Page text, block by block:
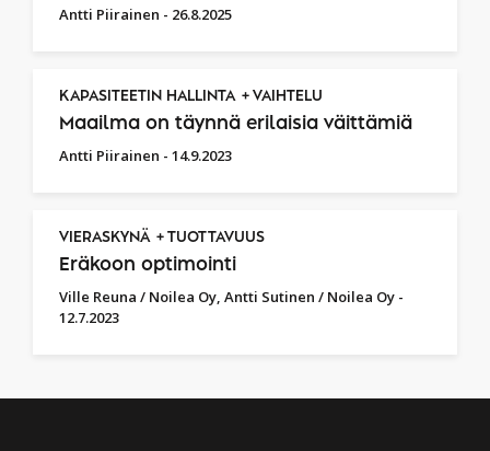
Antti Piirainen - 26.8.2025
KAPASITEETIN HALLINTA VAIHTELU
Maailma on täynnä erilaisia väittämiä
Antti Piirainen - 14.9.2023
VIERASKYNÄ TUOTTAVUUS
Eräkoon optimointi
Ville Reuna / Noilea Oy, Antti Sutinen / Noilea Oy -
12.7.2023